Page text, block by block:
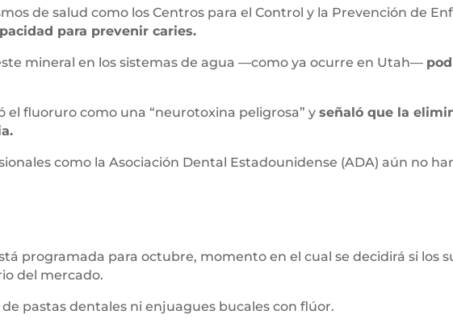
de salud como los Centros para el Control y la Prevención de
para prevenir caries.
mineral en los sistemas de agua —como ya ocurre en Utah—
el fluoruro como una “neurotoxina peligrosa” yseñaló que la
como la Asociación Dental Estadounidense (ADA) aún no
programada para octubre, momento en el cual se decidirá si los
del mercado.
pastas dentales ni enjuagues bucales con flúor.